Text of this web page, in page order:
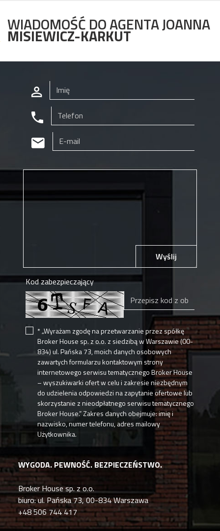
WIADOMOŚĆ DO AGENTA JOANNA
MISIEWICZ-KARKUT
WYGODA. PEWNOŚĆ. BEZPIECZEŃSTWO.
Broker House sp. z o.o.
biuro: ul. Pańska 73, 00-834 Warszawa
+48 506 744 417
Wyślij
Kod zabezpieczający
* „Wyrażam zgodę na przetwarzanie przez spółkę
Broker House sp. z o.o. z siedzibą w Warszawie (00-
834) ul. Pańska 73, moich danych osobowych
zawartych formularzu kontaktowym strony
internetowego serwisu tematycznego Broker House
– wyszukiwarki ofert w celu i zakresie niezbędnym
do udzielenia odpowiedzi na zapytanie ofertowe lub
skorzystanie z nieodpłatnego serwisu tematycznego
Broker House.” Zakres danych obejmuje: imię i
nazwisko, numer telefonu, adres mailowy
Użytkownika.